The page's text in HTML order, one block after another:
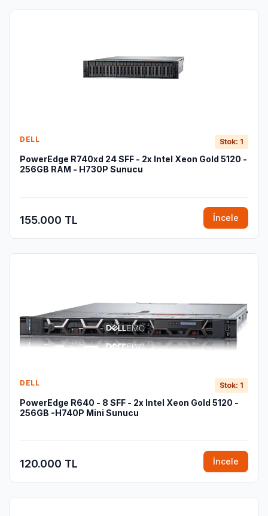
DELL Stok: 1
PowerEdge R740xd 24 SFF - 2x Intel Xeon Gold 5120 -
256GB RAM - H730P Sunucu
155.000 TL İncele
DELL Stok: 1
PowerEdge R640 - 8 SFF - 2x Intel Xeon Gold 5120 -
256GB -H740P Mini Sunucu
120.000 TL İncele